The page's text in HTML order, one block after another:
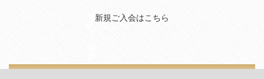
新規ご入会はこちら